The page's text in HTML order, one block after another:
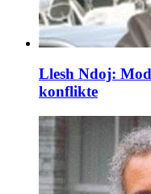
Llesh Ndoj:
konflikte